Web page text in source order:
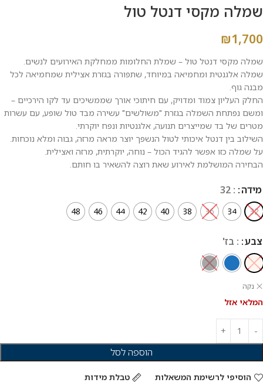
שמלה מקסי דנטל טול
₪1,700
שמלה מקסי דנטל טול – שמלת החלומות ממחלקת האירועים לנשים.
שמלה אלגנטית ומחמיאה במיוחד, שתפורה בגזרת אצילית שמחמיאה לכל
מבנה גוף.
החלק העליון צמוד ומדויק, עם חיתוכי אורך שממשיכים עד לקו הירכיים –
ומשם נפתחת השמלה בגזרת "משולשים" עשירה מבד טול שופע, עם עשרות
מטרים של בד שמייצרים תנועה, אלגנטיות ונפח יוקרתי.
השילוב בין דנטל איכותי לטול הנשפך יוצר מראה מרזה, גבוה ומלא נוכחות.
על שמלה כזו אפשר להגיד הכול – נוחה, יוקרתית, מרזה ואצילית.
הבחירה המושלמת לאירוע שאת רוצה להשאיר בו חותם.
מידה : 32
32
34
36
38
40
42
44
46
48
צבע : בז'
נקה
המלאי אזל
הוספה לסל
הוסיפי לרשימת המשאלות טבלת מידות